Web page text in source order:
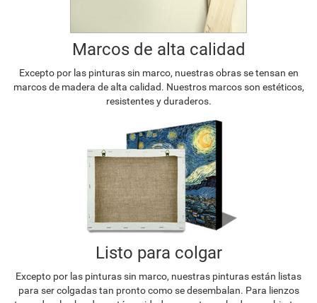
Marcos de alta calidad
Excepto por las pinturas sin marco, nuestras obras se tensan en
marcos de madera de alta calidad. Nuestros marcos son estéticos,
resistentes y duraderos.
Listo para colgar
Excepto por las pinturas sin marco, nuestras pinturas están listas
para ser colgadas tan pronto como se desembalan. Para lienzos